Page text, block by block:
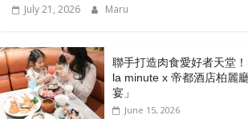
July 21, 2026 Maru
聯手打造肉食愛好者天堂
la minute x 帝都酒店柏麗
宴」
June 15, 2026